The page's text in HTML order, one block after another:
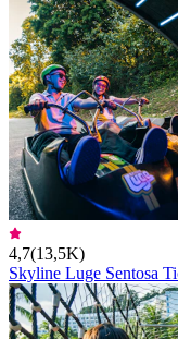
4,7(13,5K)
Skyline Luge Sentosa